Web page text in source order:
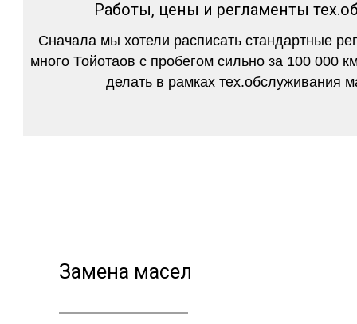
Работы, цены и регламенты
Сначала мы хотели расписать стандартные
много Тойотаов с пробегом сильно за 100 000
делать в рамках тех.обслуживания
Замена масел